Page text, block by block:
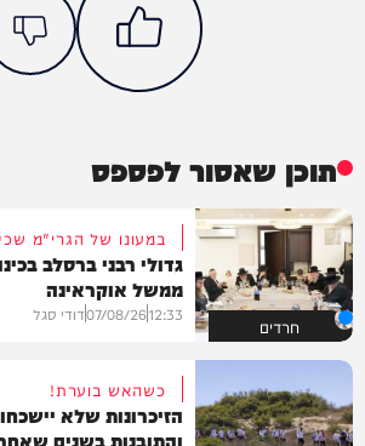
תוכן שאסור לפספס
חרדים
במעונו של הגרי"מ
גדולי רבני ברסלב
ממשל אוקראינה
12:33
07/08/26דודי סגל
כשהאש בוערת!
הזיכרונות שלא
והתובנות בשנים